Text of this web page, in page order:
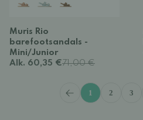
Muris Rio
barefootsandals -
Mini/Junior
Alk. 60,35 €71,00 €
1 2 3